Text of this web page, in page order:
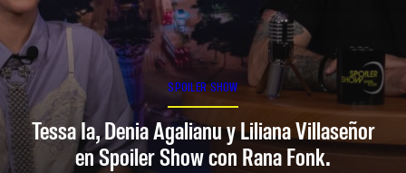
SPOILER SHOW
Tessa Ia, Denia Agalianu y Liliana Villaseñor
en Spoiler Show con Rana Fonk.